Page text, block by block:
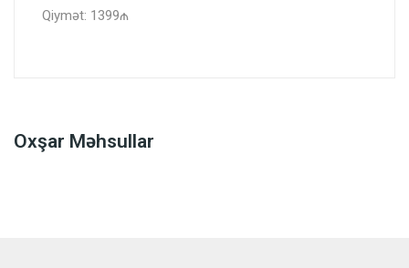
Qiymət: 1399₼
Oxşar Məhsullar